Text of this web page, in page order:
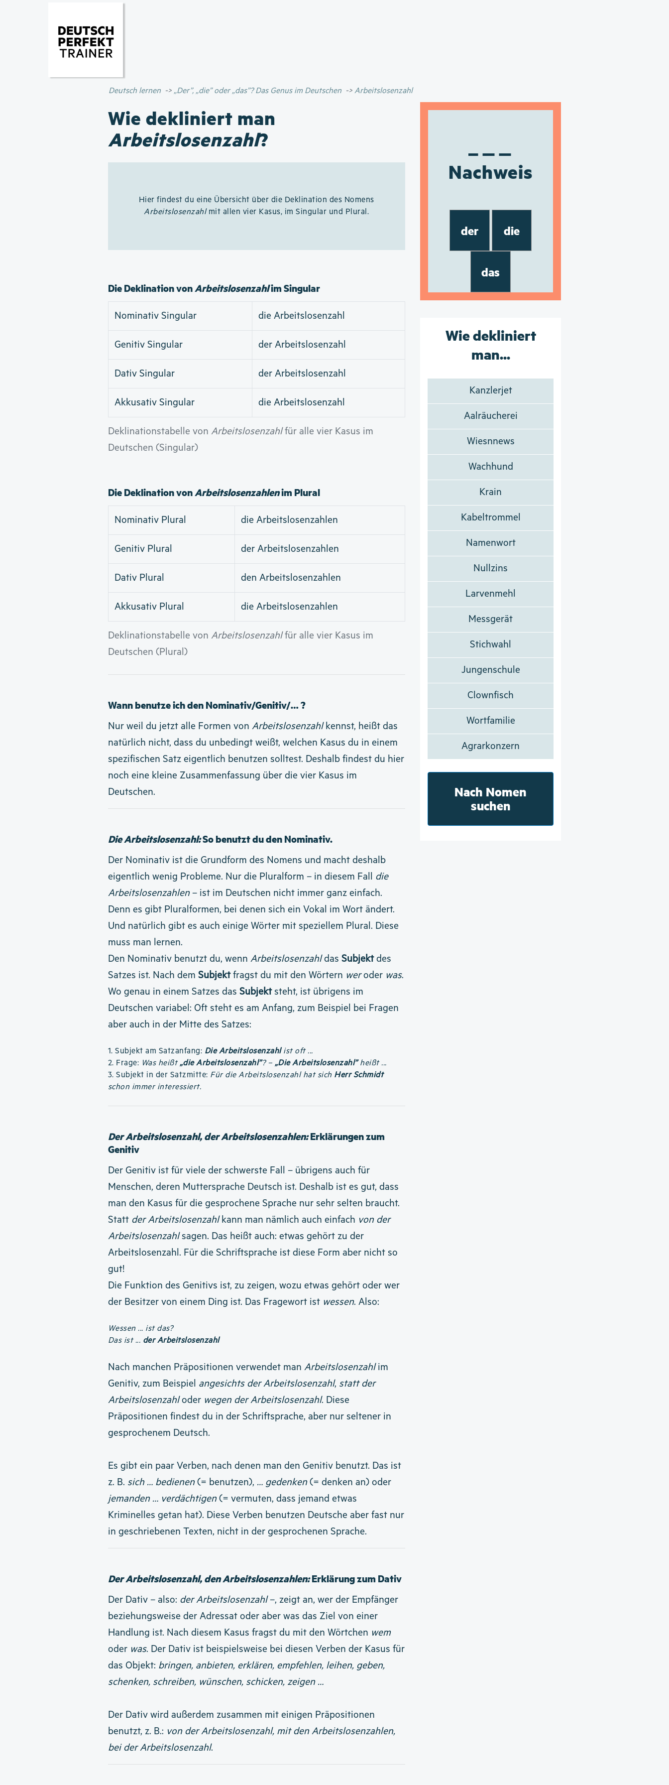
Deutsch lernen „Der”, „die” oder „das”? Das Genus im Deutschen Arbeitslosenzahl
Wie dekliniert man
Arbeitslosenzahl?
Hier findest du eine Übersicht über die Deklination des Nomens
Arbeitslosenzahlmit allen vier Kasus, im Singular und Plural.
Die Deklination vonArbeitslosenzahlim Singular
Deklinationstabelle von Arbeitslosenzahlfür alle vier Kasus im
Deutschen (Singular)
Nominativ Singular die Arbeitslosenzahl
Genitiv Singular der Arbeitslosenzahl
Dativ Singular der Arbeitslosenzahl
Akkusativ Singular die Arbeitslosenzahl
Die Deklination vonArbeitslosenzahlenim Plural
Deklinationstabelle von Arbeitslosenzahlfür alle vier Kasus im
Deutschen (Plural)
Nominativ Plural die Arbeitslosenzahlen
Genitiv Plural der Arbeitslosenzahlen
Dativ Plural den Arbeitslosenzahlen
Akkusativ Plural die Arbeitslosenzahlen
Wann benutze ich den Nominativ/Genitiv/… ?
Nur weil du jetzt alle Formen von Arbeitslosenzahlkennst, heißt das
natürlich nicht, dass du unbedingt weißt, welchen Kasus du in einem
spezifischen Satz eigentlich benutzen solltest. Deshalb findest du hier
noch eine kleine Zusammenfassung über die vier Kasus im
Deutschen.
Die Arbeitslosenzahl:So benutzt du den Nominativ.
Der Nominativ ist die Grundform des Nomens und macht deshalb
eigentlich wenig Probleme. Nur die Pluralform – in diesem Fall die
Arbeitslosenzahlen– ist im Deutschen nicht immer ganz einfach.
Denn es gibt Pluralformen, bei denen sich ein Vokal im Wort ändert.
Und natürlich gibt es auch einige Wörter mit speziellem Plural. Diese
muss man lernen.
Den Nominativ benutzt du, wenn Arbeitslosenzahldas Subjektdes
Satzes ist. Nach dem Subjektfragst du mit den Wörtern weroder was.
Wo genau in einem Satzes das Subjektsteht, ist übrigens im
Deutschen variabel: Oft steht es am Anfang, zum Beispiel bei Fragen
aber auch in der Mitte des Satzes:
1. Subjekt am Satzanfang: Die Arbeitslosenzahlist oft ...
2. Frage: Was heißt„die Arbeitslosenzahl”? – „Die Arbeitslosenzahl”heißt ...
3. Subjekt in der Satzmitte: Für die Arbeitslosenzahl hat sich Herr Schmidt
schon immer interessiert.
Der Arbeitslosenzahl, der Arbeitslosenzahlen:Erklärungen zum
Genitiv
Der Genitiv ist für viele der schwerste Fall – übrigens auch für
Menschen, deren Muttersprache Deutsch ist. Deshalb ist es gut, dass
man den Kasus für die gesprochene Sprache nur sehr selten braucht.
Statt der Arbeitslosenzahlkann man nämlich auch einfach von der
Arbeitslosenzahlsagen. Das heißt auch: etwas gehört zu der
Arbeitslosenzahl. Für die Schriftsprache ist diese Form aber nicht so
gut!
Die Funktion des Genitivs ist, zu zeigen, wozu etwas gehört oder wer
der Besitzer von einem Ding ist. Das Fragewort ist wessen. Also:
Wessen ... ist das?
Das ist ... der Arbeitslosenzahl
Nach manchen Präpositionen verwendet man Arbeitslosenzahlim
Genitiv, zum Beispiel angesichts der Arbeitslosenzahl, statt der
Arbeitslosenzahloder wegen der Arbeitslosenzahl. Diese
Präpositionen findest du in der Schriftsprache, aber nur seltener in
gesprochenem Deutsch.
Es gibt ein paar Verben, nach denen man den Genitiv benutzt. Das ist
z. B. sich … bedienen(= benutzen), … gedenken(= denken an) oder
jemanden … verdächtigen(= vermuten, dass jemand etwas
Kriminelles getan hat). Diese Verben benutzen Deutsche aber fast nur
in geschriebenen Texten, nicht in der gesprochenen Sprache.
Der Arbeitslosenzahl, den Arbeitslosenzahlen:Erklärung zum Dativ
Der Dativ – also: der Arbeitslosenzahl–, zeigt an, wer der Empfänger
beziehungsweise der Adressat oder aber was das Ziel von einer
Handlung ist. Nach diesem Kasus fragst du mit den Wörtchen wem
oder was. Der Dativ ist beispielsweise bei diesen Verben der Kasus für
das Objekt: bringen, anbieten, erklären, empfehlen, leihen, geben,
schenken, schreiben, wünschen, schicken, zeigen …
Der Dativ wird außerdem zusammen mit einigen Präpositionen
benutzt, z. B.: von der Arbeitslosenzahl, mit den Arbeitslosenzahlen,
bei der Arbeitslosenzahl.
Nachweis
der die
das
Wie dekliniert
man...
Kanzlerjet
Aalräucherei
Wiesnnews
Wachhund
Krain
Kabeltrommel
Namenwort
Nullzins
Larvenmehl
Messgerät
Stichwahl
Jungenschule
Clownfisch
Wortfamilie
Agrarkonzern
Nach Nomen
suchen